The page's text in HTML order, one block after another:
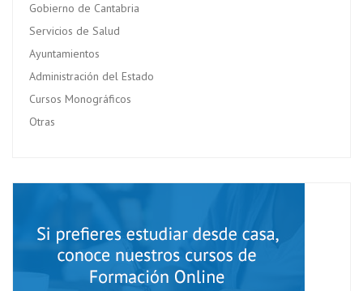
Gobierno de Cantabria
Servicios de Salud
Ayuntamientos
Administración del Estado
Cursos Monográficos
Otras